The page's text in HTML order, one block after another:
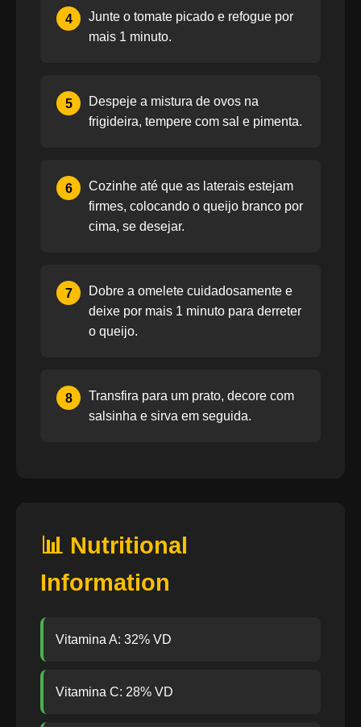
4
Junte o tomate picado e refogue por
mais 1 minuto.
5
Despeje a mistura de ovos na
frigideira, tempere com sal e pimenta.
6
Cozinhe até que as laterais estejam
firmes, colocando o queijo branco por
cima, se desejar.
7
Dobre a omelete cuidadosamente e
deixe por mais 1 minuto para derreter
o queijo.
8
Transfira para um prato, decore com
salsinha e sirva em seguida.
📊 Nutritional
Information
Vitamina A: 32% VD
Vitamina C: 28% VD